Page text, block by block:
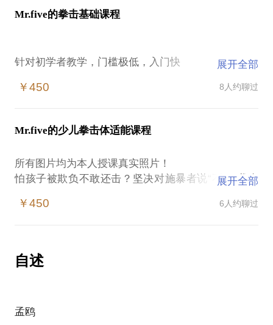
Mr.five的拳击基础课程
针对初学者教学，门槛极低，入门快
燃脂塑性，多久没动了？动起来吧朋友！
我拥有多年针对性授课经验，自成体系，广受好评，
欢迎约见！
展开全部
￥450 8人约聊过
Mr.five的少儿拳击体适能课程
所有图片均为本人授课真实照片！
怕孩子被欺负不敢还击？坚决对施暴者说“不”！我来
缓解疲劳，孩子课外学习压力大，释放缓解压力！把
年，证书一沓子，多种体系认证，绝不盲目教学！
精确定位，培养兴趣
适合年龄4-12岁
展开全部
￥450 6人约聊过
自述
孟鸥